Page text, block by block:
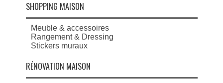
SHOPPING MAISON
Meuble & accessoires
Rangement & Dressing
Stickers muraux
RÉNOVATION MAISON